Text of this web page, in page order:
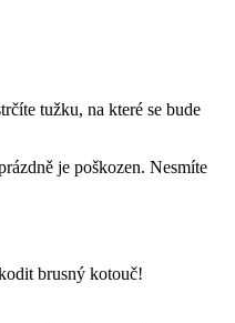
tužku, na které se bude
je poškozen. Nesmíte
brusný kotouč!